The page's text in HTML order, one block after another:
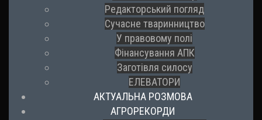
Редакторський погляд
Сучасне тваринництво
У правовому полі
Фінансування АПК
Заготівля силосу
ЕЛЕВАТОРИ
АКТУАЛЬНА РОЗМОВА
АГРОРЕКОРДИ